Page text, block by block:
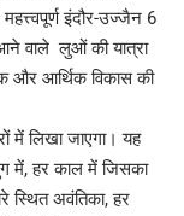
इंदौर-उज्जैन 6
वाले लुओं की यात्रा
और आर्थिक विकास की
में लिखा जाएगा। यह
में, हर काल में जिसका
स्थित अवंतिका, हर